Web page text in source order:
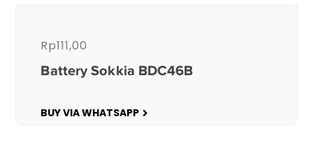
Battery Sokkia BDC46B
Rp111,00
BUY VIA WHATSAPP